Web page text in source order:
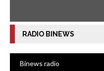
RADIO BINEWS